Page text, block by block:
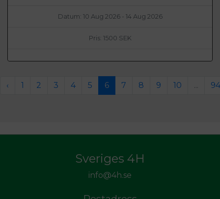
Datum: 10 Aug 2026 - 14 Aug 2026
Pris: 1500 SEK
‹ 1 2 3 4 5 6 7 8 9 10 ... 94
Sveriges 4H
info@4h.se